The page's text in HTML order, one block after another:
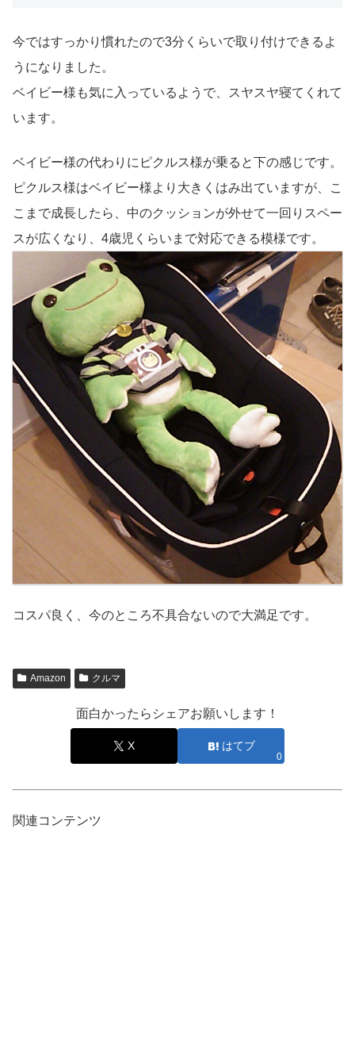
今ではすっかり慣れたので3分くらいで取り付けできるよ
うになりました。
ベイビー様も気に入っているようで、スヤスヤ寝てくれて
います。
ベイビー様の代わりにピクルス様が乗ると下の感じです。
ピクルス様はベイビー様より大きくはみ出ていますが、こ
こまで成長したら、中のクッションが外せて一回りスペー
スが広くなり、4歳児くらいまで対応できる模様です。
コスパ良く、今のところ不具合ないので大満足です。
Amazon クルマ
面白かったらシェアお願いします！
X はてブ
0
関連コンテンツ